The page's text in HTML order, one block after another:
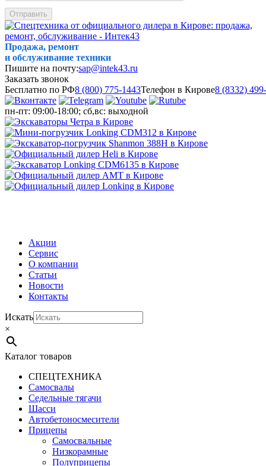
Отправить
Продажа, ремонт
и обслуживание техники
Пишите на почту:sap@intek43.ru
Заказать звонок
Бесплатно по РФ8 (800) 775-1443Телефон в Кирове8 (8332)
пн-пт: 09:00-18:00; сб,вс: выходной
Акции
Сервис
О компании
Статьи
Новости
Контакты
Искать
×
Каталог товаров
СПЕЦТЕХНИКА
Самосвалы
Седельные тягачи
Шасси
Автобетоно­смесители
Прицепы
Самосвальные
Низкорамные
Полуприцепы